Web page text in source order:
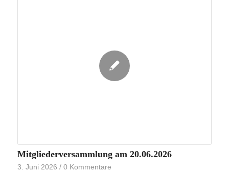
Mitgliederversammlung am 20.06.2026
3. Juni 2026 / 0 Kommentare